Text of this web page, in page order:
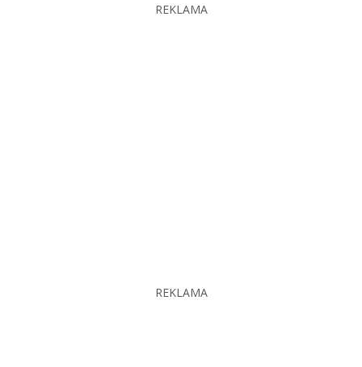
REKLAMA
REKLAMA